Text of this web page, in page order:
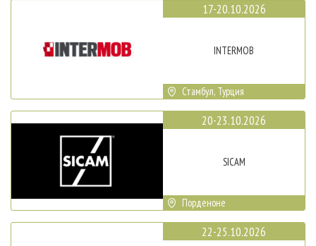
17-20.10.2026
INTERMOB
Стамбул, Турция
20-23.10.2026
SICAM
Порденоне
22-25.10.2026